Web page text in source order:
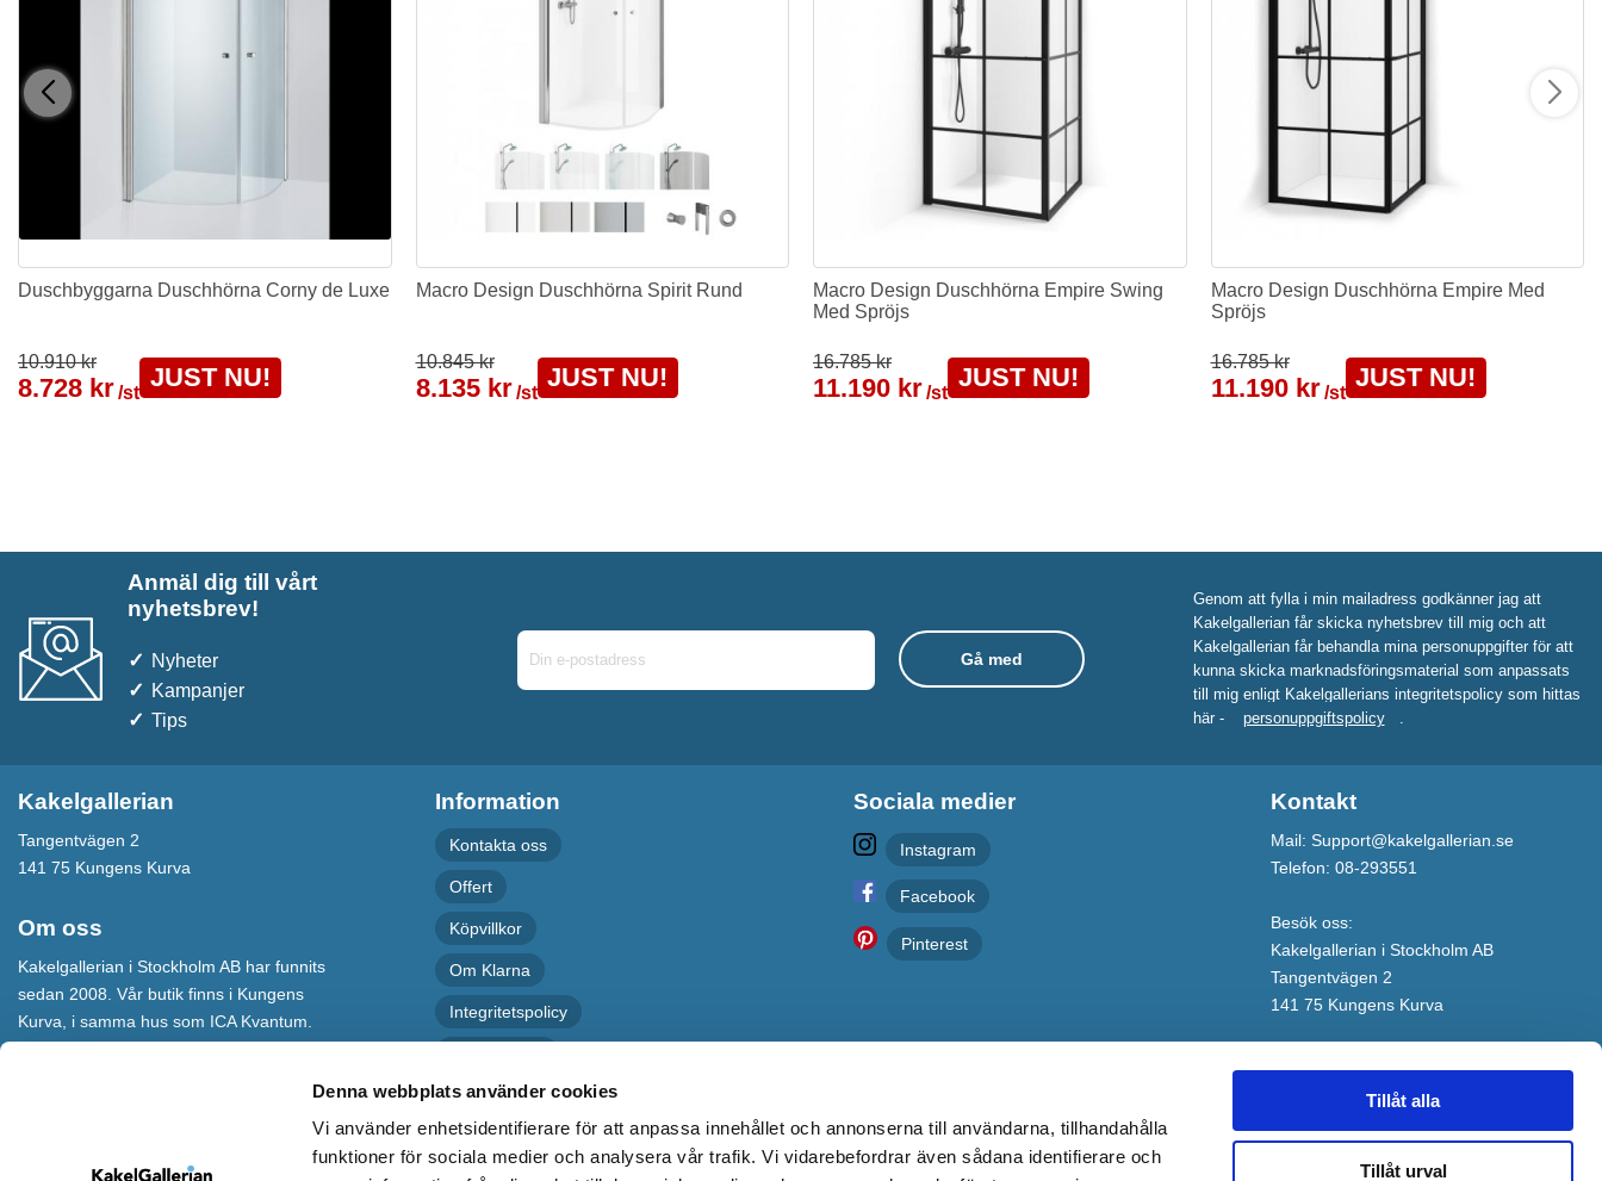
Denna webbplats använder cookies
Vi använder enhetsidentifierare för att anpassa innehållet och annonserna till användarna, tillhandahålla
funktioner för sociala medier och analysera vår trafik. Vi vidarebefordrar även sådana identifierare och
Tillåt alla
Tillåt urval
Duschbyggarna Duschhörna Corny de Luxe
10.910 kr
8.728 kr/st
JUST NU!
Macro Design Duschhörna Spirit Rund
10.845 kr
8.135 kr /st
JUST NU!
Macro Design Duschhörna Empire Swing
Med Spröjs
16.785 kr
11.190 kr/st
JUST NU!
Macro Design Duschhörna Empire Med
Spröjs
16.785 kr
11.190 kr /st
JUST NU!
Anmäl dig till vårt
nyhetsbrev!
Nyheter
Kampanjer
Tips
Genom att fylla i min mailadress godkänner jag att
Kakelgallerian får skicka nyhetsbrev till mig och att
Kakelgallerian får behandla mina personuppgifter för att
kunna skicka marknadsföringsmaterial som anpassats
till mig enligt Kakelgallerians integritetspolicy som hittas
här -
personuppgiftspolicy
Kakelgallerian
Tangentvägen 2
141 75 Kungens Kurva
Om oss
Kakelgallerian i Stockholm AB har funnits
sedan 2008. Vår butik finns i Kungens
Kurva, i samma hus som ICA Kvantum.
Information
Kontakta oss
Offert
Köpvillkor
Om Klarna
Integritetspolicy
Sociala medier
Instagram
Facebook
Pinterest
Kontakt
Mail: Support@kakelgallerian.se
Telefon: 08-293551
Besök oss:
Kakelgallerian i Stockholm AB
Tangentvägen 2
141 75 Kungens Kurva